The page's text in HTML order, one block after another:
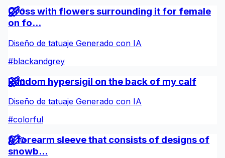
0
Cross with flowers surrounding it for female
on fo...
Diseño de tatuaje Generado con IA
#blackandgrey
0
Random hypersigil on the back of my calf
Diseño de tatuaje Generado con IA
#colorful
0
A forearm sleeve that consists of designs of
snowb...